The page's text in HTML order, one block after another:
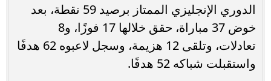
الدوري الإنجليزي الممتاز برصيد 59 نقطة، بعد
خوض 37 مباراة، حقق خلالها 17 فوزًا، و8
تعادلات، وتلقى 12 هزيمة، وسجل لاعبوه 62 هدفًا
واستقبلت شباكه 52 هدفًا.